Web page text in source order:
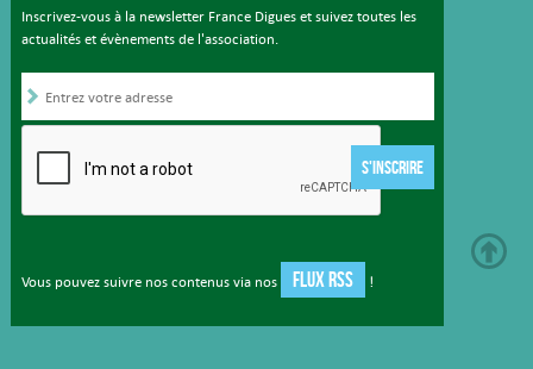
Inscrivez-vous à la newsletter France Digues et suivez toutes les
actualités et évènements de l'association.
S'INSCRIRE
Vous pouvez suivre nos contenus via nos FLUX RSS !